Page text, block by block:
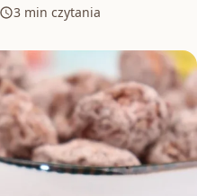
3 min czytania